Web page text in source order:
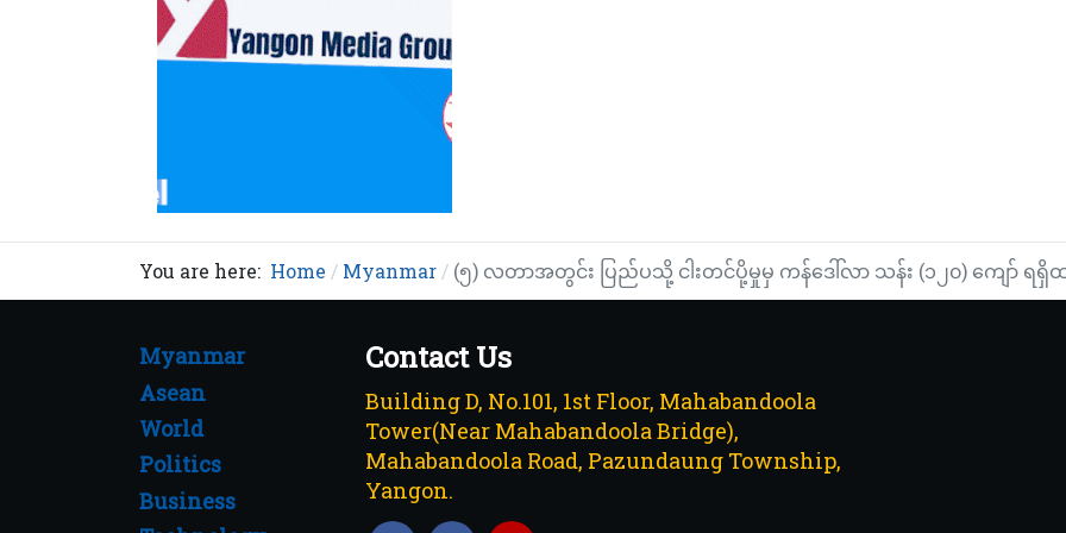
You are here: Home Myanmar (၅) လတာအတွင်း ပြည်ပသို့ ငါးတင်ပို့မှုမှ ကန်ဒေါ်လာ သန်း (၁၂၀) ကျော် ရရှိထ
Myanmar
Asean
World
Politics
Business
Contact Us
Building D, No.101, 1st Floor, Mahabandoola
Tower(Near Mahabandoola Bridge),
Mahabandoola Road, Pazundaung Township,
Yangon.